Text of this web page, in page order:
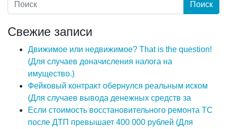
Свежие записи
Движимое или недвижимое? That is the question!
(Для случаев доначисления налога на
имущество.)
Фейковый контракт обернулся реальным иском
(Для случаев вывода денежных средств за
Если стоимость восстановительного ремонта ТС
после ДТП превышает 400 000 рублей (Для